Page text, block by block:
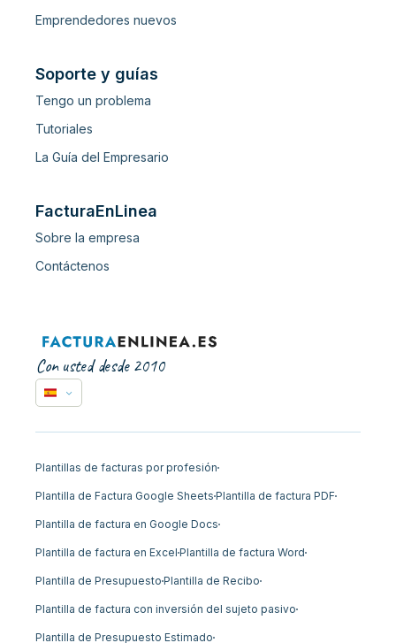
Emprendedores nuevos
Soporte y guías
Tengo un problema
Tutoriales
La Guía del Empresario
FacturaEnLinea
Sobre la empresa
Contáctenos
Con usted desde 2010
Plantillas de facturas por profesión
Plantilla de Factura Google SheetsPlantilla de factura PDF
Plantilla de factura en Google Docs
Plantilla de factura en ExcelPlantilla de factura Word
Plantilla de PresupuestoPlantilla de Recibo
Plantilla de factura con inversión del sujeto pasivo
Plantilla de Presupuesto Estimado